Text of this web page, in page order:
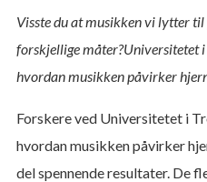
Visste du at musikken vi lytter
forskjellige måter?Universitetet
hvordan musikken påvirker
Forskere ved Universitetet i
hvordan musikken påvirker
del spennende resultater. De